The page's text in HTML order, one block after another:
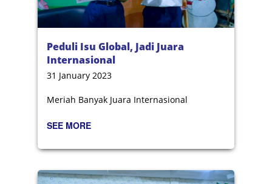
Peduli Isu Global, Jadi Juara
Internasional
31 January 2023
Meriah Banyak Juara Internasional
SEE MORE